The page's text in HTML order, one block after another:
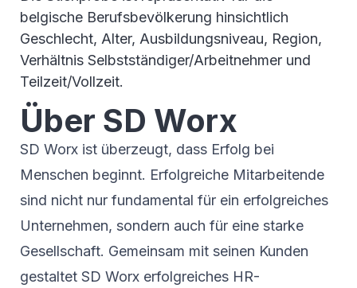
belgische Berufsbevölkerung hinsichtlich
Geschlecht, Alter, Ausbildungsniveau, Region,
Verhältnis Selbstständiger/Arbeitnehmer und
Teilzeit/Vollzeit.
Über SD Worx
SD Worx ist überzeugt, dass Erfolg bei
Menschen beginnt. Erfolgreiche Mitarbeitende
sind nicht nur fundamental für ein erfolgreiches
Unternehmen, sondern auch für eine starke
Gesellschaft. Gemeinsam mit seinen Kunden
gestaltet SD Worx erfolgreiches HR-